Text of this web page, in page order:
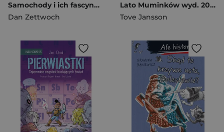
Samochody i ich fascynujące silniki. Naukomiks
Dan Zettwoch
Lato Muminków wyd. 2025
Tove Jansson